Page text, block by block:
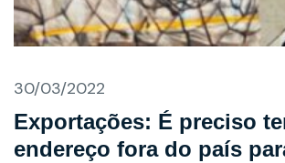
30/03/2022
Exportações: É preciso
endereço fora do país